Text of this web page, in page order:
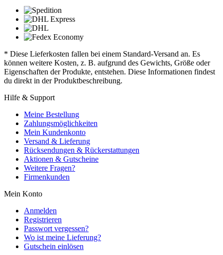
* Diese Lieferkosten fallen bei einem Standard-Versand an. Es
können weitere Kosten, z. B. aufgrund des Gewichts, Größe oder
Eigenschaften der Produkte, entstehen. Diese Informationen findest
du direkt in der Produktbeschreibung.
Hilfe & Support
Meine Bestellung
Zahlungsmöglichkeiten
Mein Kundenkonto
Versand & Lieferung
Rücksendungen & Rückerstattungen
Aktionen & Gutscheine
Weitere Fragen?
Firmenkunden
Mein Konto
Anmelden
Registrieren
Passwort vergessen?
Wo ist meine Lieferung?
Gutschein einlösen